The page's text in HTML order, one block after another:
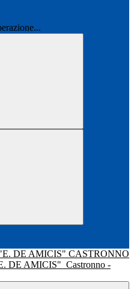
DE AMICIS" Castronno -